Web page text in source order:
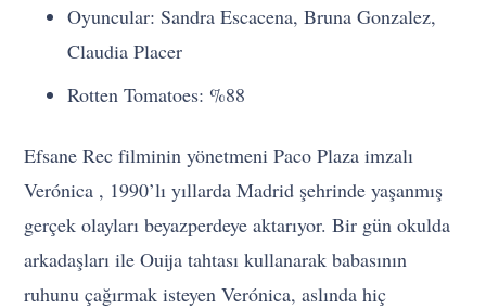
Oyuncular: Sandra Escacena, Bruna Gonzalez,
Claudia Placer
Rotten Tomatoes: %88
Efsane Rec filminin yönetmeni Paco Plaza imzalı
Verónica , 1990’lı yıllarda Madrid şehrinde yaşanmış
gerçek olayları beyazperdeye aktarıyor. Bir gün okulda
arkadaşları ile Ouija tahtası kullanarak babasının
ruhunu çağırmak isteyen Verónica, aslında hiç